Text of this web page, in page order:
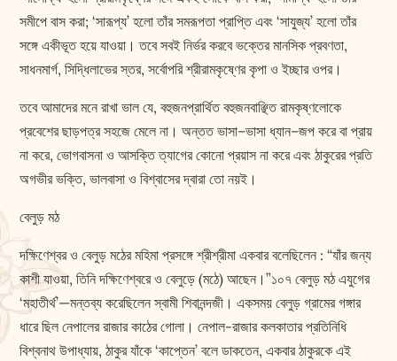
সমীপে বাস করা; ‘সারূপ্য’ হলো তাঁর সমরূপতা প্রাপ্তি এবং ‘সাযুজ্য’ হলো তাঁর
সঙ্গে একীভূত হয়ে যাওয়া। তবে সবই নির্ভর করবে ভক্তের মানসিক প্রবণতা,
সাধনমার্গ, সিদ্ধিলাভের স্তর, সর্বোপরি শ্রীরামকৃষ্ণের কৃপা ও ইচ্ছার ওপর।
তবে আমাদের মনে রাখা ভাল যে, বহুজনপ্রার্থিত বহুজনবাঞ্ছিত রামকৃষ্ণলোকে
প্রবেশের ছাড়পত্র সহজে মেলে না। অন্তত ভাসা–ভাসা ধ্যান–জপ করে বা প্রায়
না করে, ভোগবাসনা ও আসক্তি ত্যাগের কোনো প্রয়াস না করে এবং ঠাকুরের প্রতি
অগভীর ভক্তি, ভালবাসা ও বিশ্বাসের দ্বারা তো নয়ই।
বেলুড় মঠ
দক্ষিণেশ্বর ও বেলুড় মঠের মহিমা প্রসঙ্গে শ্রীশ্রীমা একবার বলেছিলেন : “যাঁর জন্য
কাশী যাওয়া, তিনি দক্ষিণেশ্বরে ও বেলুড়ে (মঠে) আছেন।”১০৭ বেলুড় মঠ এযুগের
‘মহাতীর্থ’—মন্তব্য করেছিলেন স্বামী শিবানন্দজী। একসময় বেলুড় গ্রামের গঙ্গার
ধারে ছিল নেপালের রাজার কাঠের গোলা। নেপাল-রাজার কলকাতার প্রতিনিধি
বিশ্বনাথ উপাধ্যায়, ঠাকুর যাঁকে ‘কাপ্তেন’ বলে ডাকতেন, একবার ঠাকুরকে এই